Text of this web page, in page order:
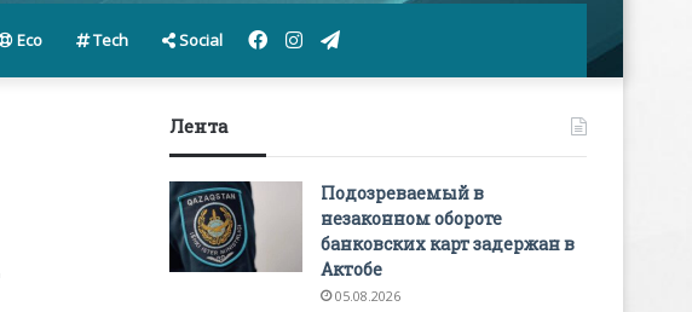
Eco Tech Social Telegram
Instagram
Facebook
Лента
Подозреваемый в
незаконном обороте
банковских карт задержан в
Актобе
05.08.2026